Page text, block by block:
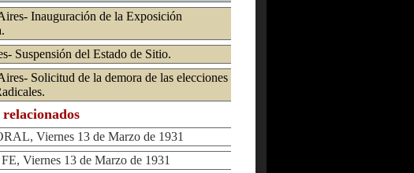
Inauguración de la Exposición
Suspensión del Estado de Sitio.
Solicitud de la demora de las elecciones
Viernes 13 de Marzo de 1931
Viernes 13 de Marzo de 1931